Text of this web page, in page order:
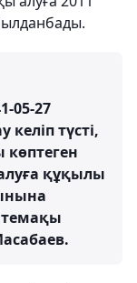
05-27
түсті,
көптеген
құқылы